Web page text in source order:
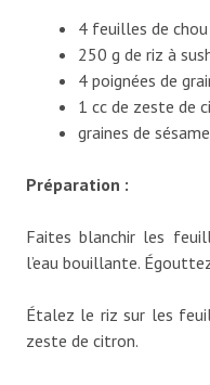
4 feuilles de
250 g de riz à
4 poignées de
1 cc de zeste de
graines de sésame
Préparation :
Faites blanchir les
l’eau bouillante.
Étalez le riz sur les
zeste de citron.